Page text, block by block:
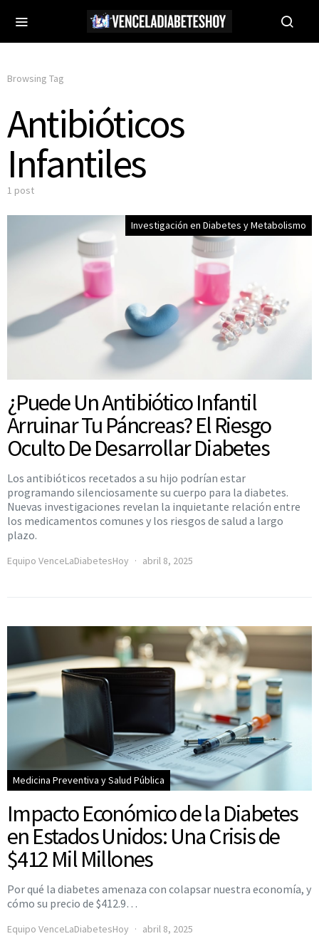
Browsing Tag
Antibióticos
Infantiles
1 post
Investigación en Diabetes y Metabolismo
¿Puede Un Antibiótico Infantil
Arruinar Tu Páncreas? El Riesgo
Oculto De Desarrollar Diabetes
Los antibióticos recetados a su hijo podrían estar
programando silenciosamente su cuerpo para la diabetes.
Nuevas investigaciones revelan la inquietante relación entre
los medicamentos comunes y los riesgos de salud a largo
plazo.
Equipo VenceLaDiabetesHoy abril 8, 2025
Medicina Preventiva y Salud Pública
Impacto Económico de la Diabetes
en Estados Unidos: Una Crisis de
$412 Mil Millones
Por qué la diabetes amenaza con colapsar nuestra economía, y
cómo su precio de $412.9…
Equipo VenceLaDiabetesHoy abril 8, 2025